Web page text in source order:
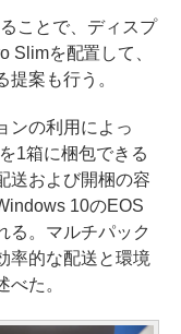
ことで、ディスプ
Slimを配置して、
案も行う。
ンの利用によっ
1箱に梱包できる
送および開梱の容
10のEOS
る。マルチパック
率的な配送と環境
た。